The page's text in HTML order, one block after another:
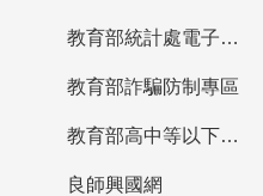
教育部統計處電子書櫃
教育部詐騙防制專區
教育部高中等以下學校及幼兒園教師資格檢定考試
良師興國網